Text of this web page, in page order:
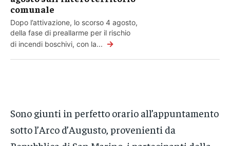
comunale
Dopo l’attivazione, lo scorso 4 agosto,
della fase di preallarme per il rischio
di incendi boschivi, con la... →
Sono giunti in perfetto orario all’appuntamento
sotto l’Arco d’Augusto, provenienti da